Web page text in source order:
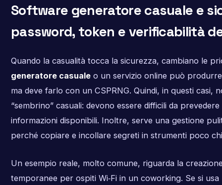
Software generatore casuale e
password, token e verificabilità
Quando la casualità tocca la sicurezza, cambiano le
generatore casualeo un servizio online può
ma deve farlo con un CSPRNG. Quindi, in questi casi,
“sembrino” casuali: devono essere difficili da
informazioni disponibili. Inoltre, serve una gestione
perché copiare e incollare segreti in strumenti poco
Un esempio reale, molto comune, riguarda la
temporanee per ospiti Wi‑Fi in un coworking. Se si